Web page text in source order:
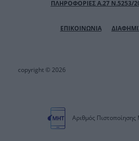
ΠΛΗΡΟΦΟΡΙΕΣ Α.27 Ν.5253/
ΕΠΙΚΟΙΝΩΝΙΑ
copyright © 2026
Αριθμός